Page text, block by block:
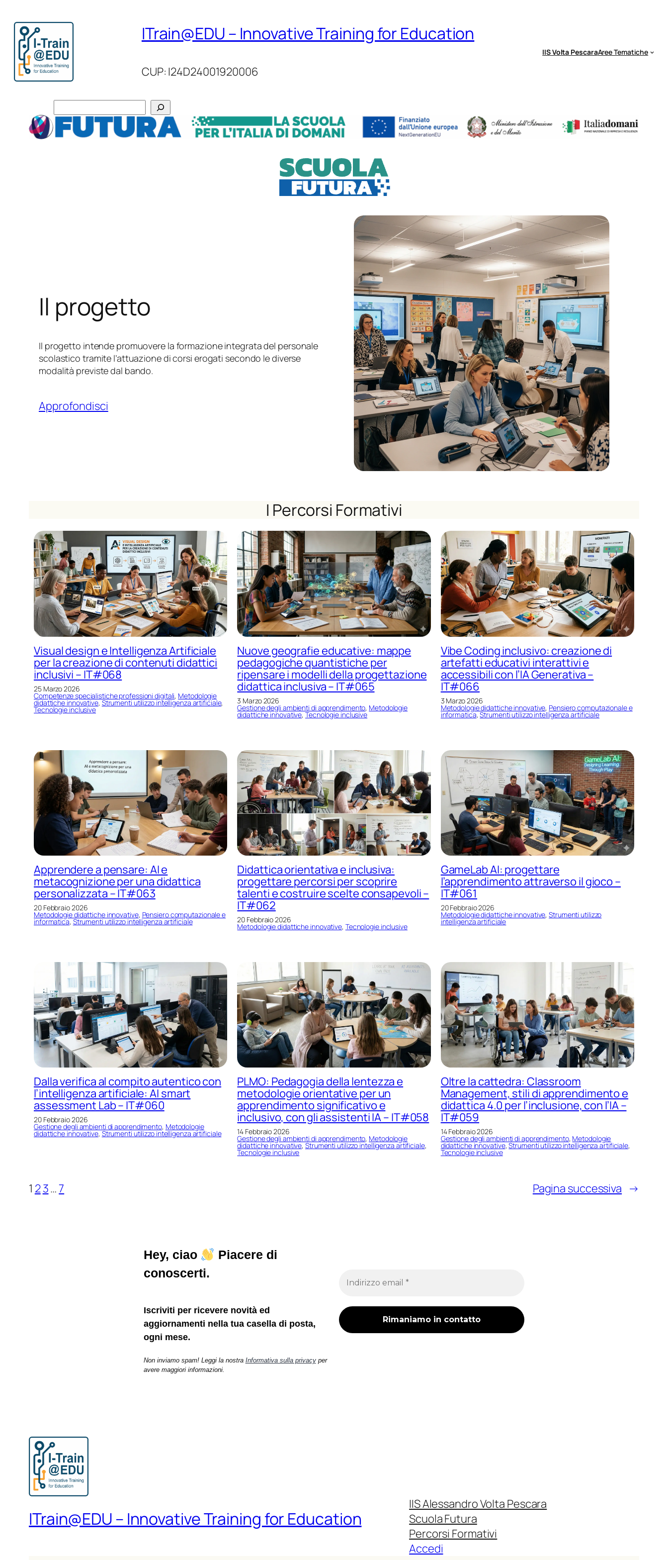
ITrain@EDU – Innovative Training for Education
CUP: I24D24001920006
IIS Volta PescaraAree Tematiche
Il progetto
Il progetto intende promuovere la formazione integrata del personale
scolastico tramite l’attuazione di corsi erogati secondo le diverse
modalità previste dal bando.
Approfondisci
I Percorsi Formativi
Visual design e Intelligenza Artificiale
per la creazione di contenuti didattici
inclusivi – IT#068
25 Marzo 2026
Competenze specialistiche professioni digitali, Metodologie
didattiche innovative, Strumenti utilizzo intelligenza artificiale
Tecnologie inclusive
Nuove geografie educative: mappe
pedagogiche quantistiche per
ripensare i modelli della progettazione
didattica inclusiva – IT#065
3 Marzo 2026
Gestione degli ambienti di apprendimento, Metodologie
didattiche innovative, Tecnologie inclusive
Vibe Coding inclusivo: creazione di
artefatti educativi interattivi e
accessibili con l’IA Generativa –
IT#066
3 Marzo 2026
Metodologie didattiche innovative, Pensiero computazionale e
informatica, Strumenti utilizzo intelligenza artificiale
Apprendere a pensare: AI e
metacognizione per una didattica
personalizzata – IT#063
20 Febbraio 2026
Metodologie didattiche innovative, Pensiero computazionale e
informatica, Strumenti utilizzo intelligenza artificiale
Didattica orientativa e inclusiva:
progettare percorsi per scoprire
talenti e costruire scelte consapevoli –
IT#062
20 Febbraio 2026
Metodologie didattiche innovative, Tecnologie inclusive
GameLab AI: progettare
l’apprendimento attraverso il gioco –
IT#061
20 Febbraio 2026
Metodologie didattiche innovative, Strumenti utilizzo
intelligenza artificiale
Dalla verifica al compito autentico con
l’intelligenza artificiale: AI smart
assessment Lab – IT#060
20 Febbraio 2026
Gestione degli ambienti di apprendimento, Metodologie
didattiche innovative, Strumenti utilizzo intelligenza artificiale
PLMO: Pedagogia della lentezza e
metodologie orientative per un
apprendimento significativo e
inclusivo, con gli assistenti IA – IT#058
14 Febbraio 2026
Gestione degli ambienti di apprendimento, Metodologie
didattiche innovative, Strumenti utilizzo intelligenza artificiale
Tecnologie inclusive
Oltre la cattedra: Classroom
Management, stili di apprendimento e
didattica 4.0 per l’inclusione, con l’IA –
IT#059
14 Febbraio 2026
Gestione degli ambienti di apprendimento, Metodologie
didattiche innovative, Strumenti utilizzo intelligenza artificiale
Tecnologie inclusive
1 23…7 Pagina successiva →
Hey, ciao
Piacere di
conoscerti.
Iscriviti per ricevere novità ed
aggiornamenti nella tua casella di posta,
ogni mese.
Non inviamo spam! Leggi la nostra Informativa sulla privacyper
avere maggiori informazioni.
ITrain@EDU – Innovative Training for Education
IIS Alessandro Volta Pescara
Scuola Futura
Percorsi Formativi
Accedi